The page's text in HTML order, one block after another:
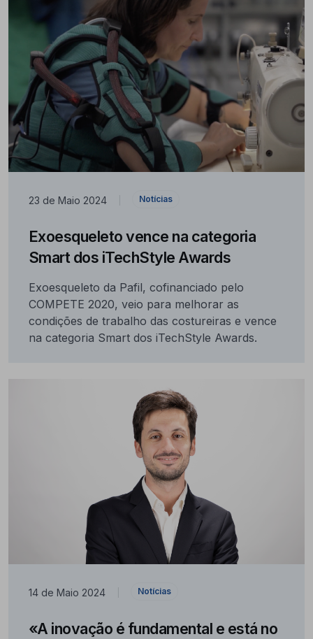
23 de Maio 2024 Notícias
Exoesqueleto vence na categoria
Smart dos iTechStyle Awards
Exoesqueleto da Pafil, cofinanciado pelo
COMPETE 2020, veio para melhorar as
condições de trabalho das costureiras e vence
na categoria Smart dos iTechStyle Awards.
14 de Maio 2024 Notícias
«A inovação é fundamental e está no